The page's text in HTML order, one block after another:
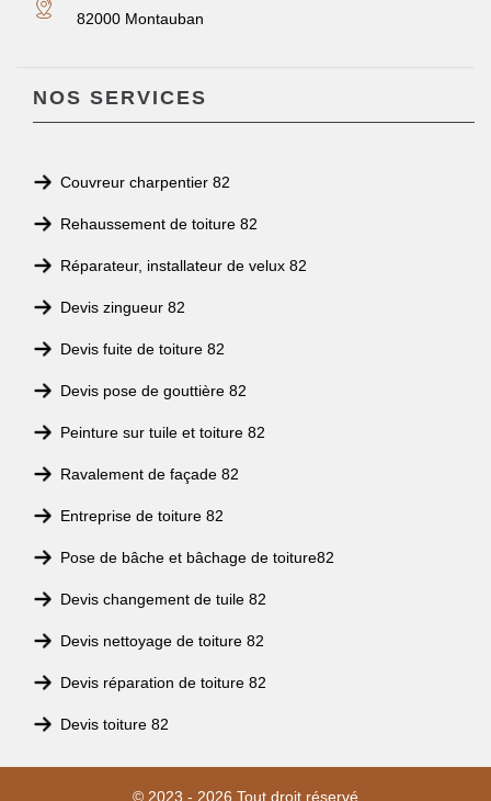
82000 Montauban
NOS SERVICES
Couvreur charpentier 82
Rehaussement de toiture 82
Réparateur, installateur de velux 82
Devis zingueur 82
Devis fuite de toiture 82
Devis pose de gouttière 82
Peinture sur tuile et toiture 82
Ravalement de façade 82
Entreprise de toiture 82
Pose de bâche et bâchage de toiture82
Devis changement de tuile 82
Devis nettoyage de toiture 82
Devis réparation de toiture 82
Devis toiture 82
© 2023 - 2026 Tout droit réservé